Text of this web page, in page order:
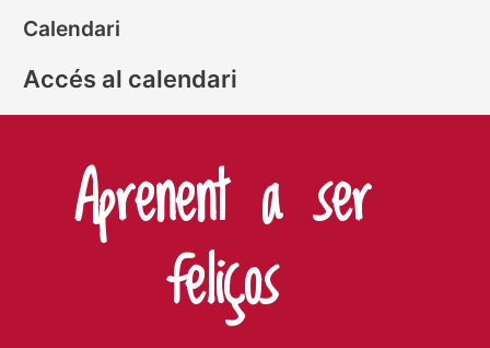
Calendari
Accés al calendari
Aprenent a ser
feliços